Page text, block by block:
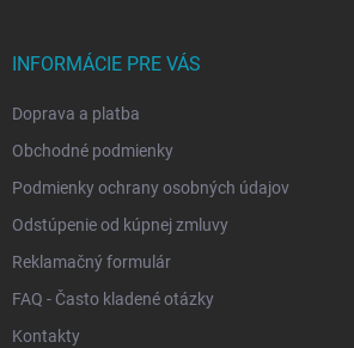
INFORMÁCIE PRE VÁS
Doprava a platba
Obchodné podmienky
Podmienky ochrany osobných údajov
Odstúpenie od kúpnej zmluvy
Reklamačný formulár
FAQ - Často kladené otázky
Kontakty